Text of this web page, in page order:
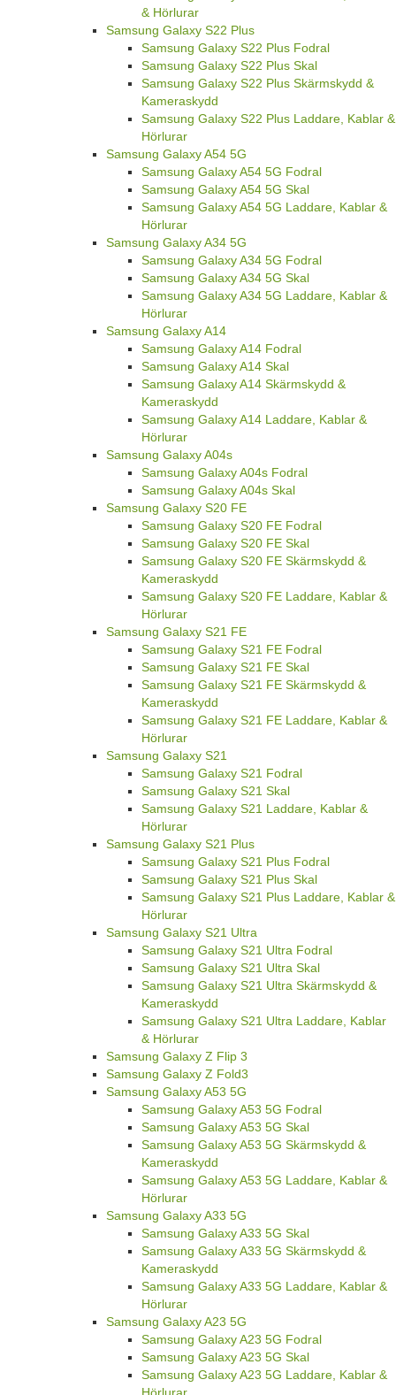
& Hörlurar
Samsung Galaxy S22 Plus
Samsung Galaxy S22 Plus Fodral
Samsung Galaxy S22 Plus Skal
Samsung Galaxy S22 Plus Skärmskydd &
Kameraskydd
Samsung Galaxy S22 Plus Laddare, Kablar &
Hörlurar
Samsung Galaxy A54 5G
Samsung Galaxy A54 5G Fodral
Samsung Galaxy A54 5G Skal
Samsung Galaxy A54 5G Laddare, Kablar &
Hörlurar
Samsung Galaxy A34 5G
Samsung Galaxy A34 5G Fodral
Samsung Galaxy A34 5G Skal
Samsung Galaxy A34 5G Laddare, Kablar &
Hörlurar
Samsung Galaxy A14
Samsung Galaxy A14 Fodral
Samsung Galaxy A14 Skal
Samsung Galaxy A14 Skärmskydd &
Kameraskydd
Samsung Galaxy A14 Laddare, Kablar &
Hörlurar
Samsung Galaxy A04s
Samsung Galaxy A04s Fodral
Samsung Galaxy A04s Skal
Samsung Galaxy S20 FE
Samsung Galaxy S20 FE Fodral
Samsung Galaxy S20 FE Skal
Samsung Galaxy S20 FE Skärmskydd &
Kameraskydd
Samsung Galaxy S20 FE Laddare, Kablar &
Hörlurar
Samsung Galaxy S21 FE
Samsung Galaxy S21 FE Fodral
Samsung Galaxy S21 FE Skal
Samsung Galaxy S21 FE Skärmskydd &
Kameraskydd
Samsung Galaxy S21 FE Laddare, Kablar &
Hörlurar
Samsung Galaxy S21
Samsung Galaxy S21 Fodral
Samsung Galaxy S21 Skal
Samsung Galaxy S21 Laddare, Kablar &
Hörlurar
Samsung Galaxy S21 Plus
Samsung Galaxy S21 Plus Fodral
Samsung Galaxy S21 Plus Skal
Samsung Galaxy S21 Plus Laddare, Kablar &
Hörlurar
Samsung Galaxy S21 Ultra
Samsung Galaxy S21 Ultra Fodral
Samsung Galaxy S21 Ultra Skal
Samsung Galaxy S21 Ultra Skärmskydd &
Kameraskydd
Samsung Galaxy S21 Ultra Laddare, Kablar
& Hörlurar
Samsung Galaxy Z Flip 3
Samsung Galaxy Z Fold3
Samsung Galaxy A53 5G
Samsung Galaxy A53 5G Fodral
Samsung Galaxy A53 5G Skal
Samsung Galaxy A53 5G Skärmskydd &
Kameraskydd
Samsung Galaxy A53 5G Laddare, Kablar &
Hörlurar
Samsung Galaxy A33 5G
Samsung Galaxy A33 5G Skal
Samsung Galaxy A33 5G Skärmskydd &
Kameraskydd
Samsung Galaxy A33 5G Laddare, Kablar &
Hörlurar
Samsung Galaxy A23 5G
Samsung Galaxy A23 5G Fodral
Samsung Galaxy A23 5G Skal
Samsung Galaxy A23 5G Laddare, Kablar &